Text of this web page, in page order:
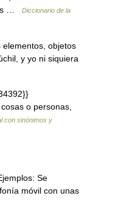
…
Diccionario de la
objetos
y yo ni siquiera
o personas,
con sinónimos y
Se
móvil con unas